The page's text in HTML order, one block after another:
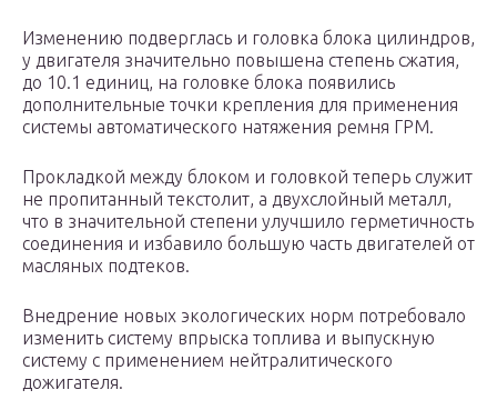
Изменению подверглась и головка блока цилиндров,
у двигателя значительно повышена степень сжатия,
до 10.1 единиц, на головке блока появились
дополнительные точки крепления для применения
системы автоматического натяжения ремня ГРМ.
Прокладкой между блоком и головкой теперь служит
не пропитанный текстолит, а двухслойный металл,
что в значительной степени улучшило герметичность
соединения и избавило большую часть двигателей от
масляных подтеков.
Внедрение новых экологических норм потребовало
изменить систему впрыска топлива и выпускную
систему с применением нейтралитического
дожигателя.